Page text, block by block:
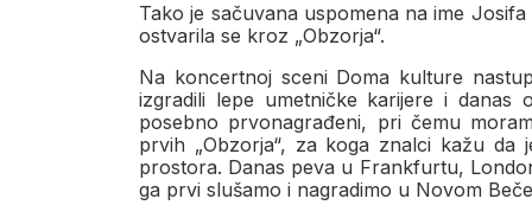
Tako je sačuvana uspomena na ime
ostvarila se kroz „Obzorja“.
Na koncertnoj sceni Doma kulture
izgradili lepe umetničke karijere i danas
posebno prvonagrađeni, pri čemu
prvih „Obzorja“, za koga znalci kažu da
prostora. Danas peva u Frankfurtu,
ga prvi slušamo i nagradimo u Novom